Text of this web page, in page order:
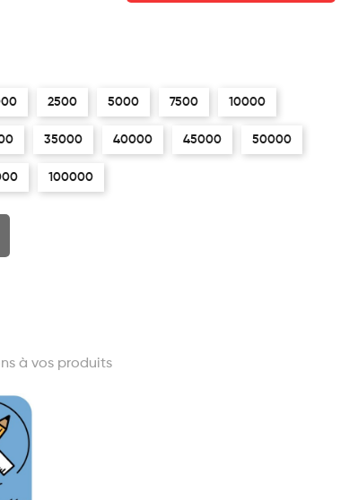
2500 5000 7500 10000
35000 40000 45000 50000
100000
à vos produits